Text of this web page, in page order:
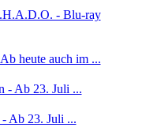
- Blu-ray
heute auch im ...
- Ab 23. Juli ...
Ab 23. Juli ...